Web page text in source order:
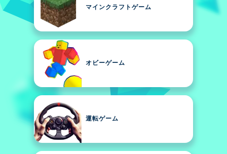
マインクラフトゲーム
オビーゲーム
運転ゲーム